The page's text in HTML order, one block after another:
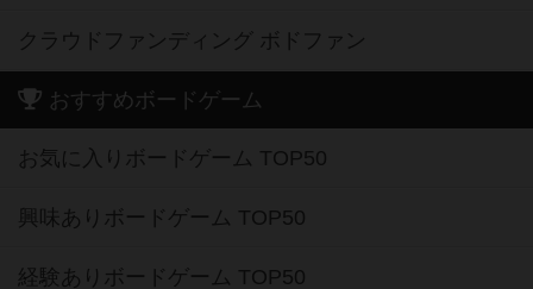
クラウドファンディング ボドファン
おすすめボードゲーム
お気に入りボードゲーム TOP50
興味ありボードゲーム TOP50
経験ありボードゲーム TOP50